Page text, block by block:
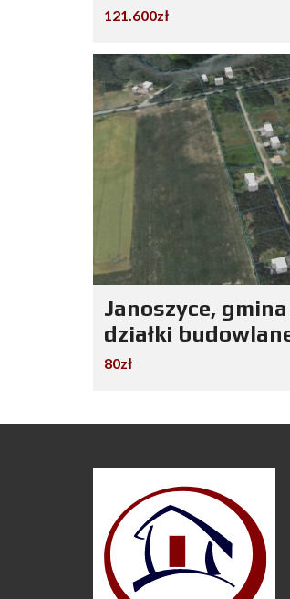
121.600zł
Janoszyce,
działki
80zł